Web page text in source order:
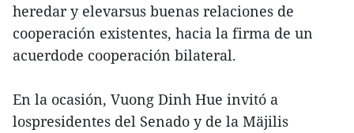
heredar y elevarsus buenas relaciones de
cooperación existentes, hacia la firma de un
acuerdode cooperación bilateral.
En la ocasión, Vuong Dinh Hue invitó a
lospresidentes del Senado y de la Mäjilis